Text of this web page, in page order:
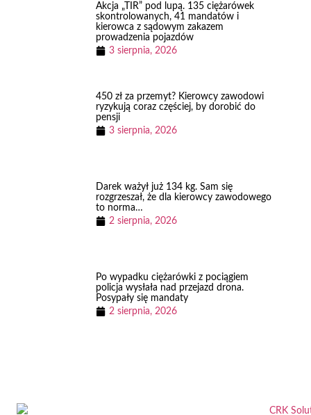
Akcja „TIR” pod lupą. 135 ciężarówek
skontrolowanych, 41 mandatów i
kierowca z sądowym zakazem
prowadzenia pojazdów
3 sierpnia, 2026
450 zł za przemyt? Kierowcy zawodowi
ryzykują coraz częściej, by dorobić do
pensji
3 sierpnia, 2026
Darek ważył już 134 kg. Sam się
rozgrzeszał, że dla kierowcy zawodowego
to norma…
2 sierpnia, 2026
Po wypadku ciężarówki z pociągiem
policja wysłała nad przejazd drona.
Posypały się mandaty
2 sierpnia, 2026